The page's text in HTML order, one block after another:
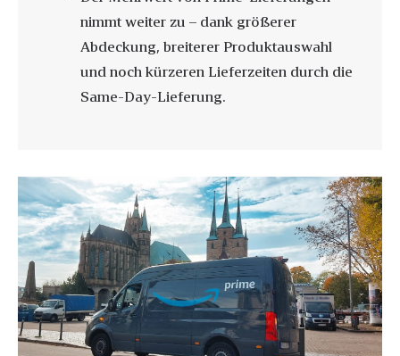
nimmt weiter zu – dank größerer
Abdeckung, breiterer Produktauswahl
und noch kürzeren Lieferzeiten durch die
Same-Day-Lieferung.